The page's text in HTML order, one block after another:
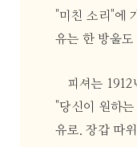
"미친 소리"에
유는 한 방울도
피셔는 1912
"당신이 원하
유로. 장갑 따